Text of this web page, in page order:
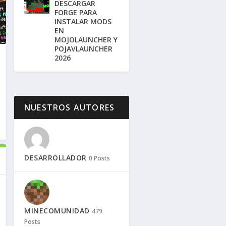
DESCARGAR
FORGE PARA
INSTALAR MODS
EN
MOJOLAUNCHER Y
POJAVLAUNCHER
2026
NUESTROS AUTORES
DESARROLLADOR 0 Posts
MINECOMUNIDAD 479
Posts